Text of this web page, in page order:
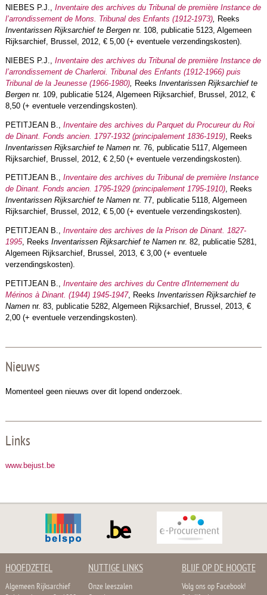
NIEBES P.J., Inventaire des archives du Tribunal de première Instance de
l’arrondissement de Mons. Tribunal des Enfants (1912-1973), Reeks
Inventarissen Rijksarchief te Bergennr. 108, publicatie 5123, Algemeen
Rijksarchief, Brussel, 2012, € 5,00 (+ eventuele verzendingskosten).
NIEBES P.J., Inventaire des archives du Tribunal de première Instance de
l’arrondissement de Charleroi. Tribunal des Enfants (1912-1966) puis
Tribunal de la Jeunesse (1966-1980), Reeks Inventarissen Rijksarchief te
Bergennr. 109, publicatie 5124, Algemeen Rijksarchief, Brussel, 2012, €
8,50 (+ eventuele verzendingskosten).
PETITJEAN B., Inventaire des archives du Parquet du Procureur du Roi
de Dinant. Fonds ancien. 1797-1932 (principalement 1836-1919), Reeks
Inventarissen Rijksarchief te Namennr. 76, publicatie 5117, Algemeen
Rijksarchief, Brussel, 2012, € 2,50 (+ eventuele verzendingskosten).
PETITJEAN B., Inventaire des archives du Tribunal de première Instance
de Dinant. Fonds ancien. 1795-1929 (principalement 1795-1910), Reeks
Inventarissen Rijksarchief te Namennr. 77, publicatie 5118, Algemeen
Rijksarchief, Brussel, 2012, € 5,00 (+ eventuele verzendingskosten).
PETITJEAN B., Inventaire des archives de la Prison de Dinant. 1827-
1995, Reeks Inventarissen Rijksarchief te Namennr. 82, publicatie 5281,
Algemeen Rijksarchief, Brussel, 2013, € 3,00 (+ eventuele
verzendingskosten).
PETITJEAN B., Inventaire des archives du Centre d'Internement du
Mérinos à Dinant. (1944) 1945-1947, Reeks Inventarissen Rijksarchief te
Namennr. 83, publicatie 5282, Algemeen Rijksarchief, Brussel, 2013, €
2,00 (+ eventuele verzendingskosten).
Nieuws
Momenteel geen nieuws over dit lopend onderzoek.
Links
www.bejust.be
HOOFDZETEL
Algemeen Rijksarchief
NUTTIGE LINKS
Onze leeszalen
BLIJF OP DE HOOGTE
Volg ons op Facebook!